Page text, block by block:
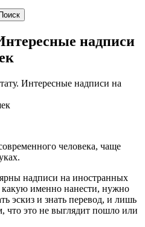
надписи
Интересные надписи на
человека, чаще
надписи на иностранных
какую именно нанести, нужно
эскиз и знать перевод, и лишь
что это не выглядит пошло или